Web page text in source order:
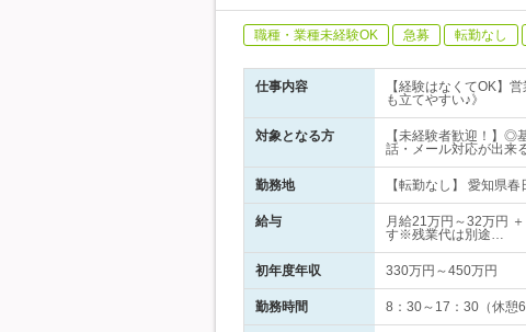
職種・業種未経験OK 急募 転勤なし
仕事内容
【経験はなくてOK】
も立てやすい♪》
対象となる方
【未経験者歓迎！】◎
話・メール対応が出来
勤務地 【転勤なし】 愛知県
給与
月給21万円～32万円
す※残業代は別途…
初年度年収 330万円～450万円
勤務時間 8：30～17：30（休憩